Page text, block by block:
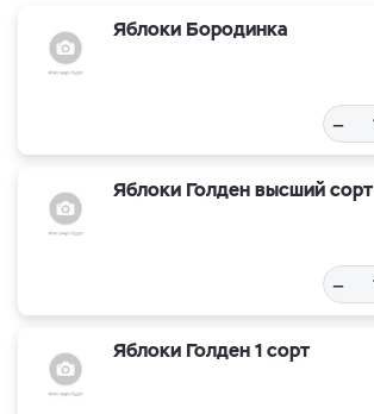
Яблоки Бородинка
–
Яблоки Голден высший сорт
–
Яблоки Голден 1 сорт